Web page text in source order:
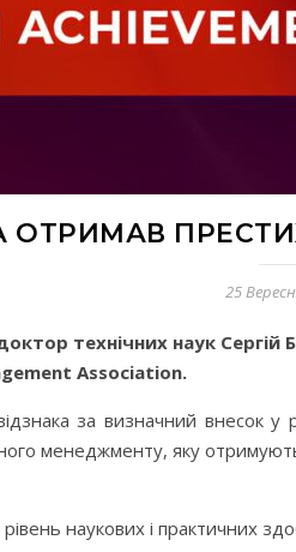
ОТРИМАВ
25
технічних наук Сергій
Association.
за визначний внесок
менеджменту, яку
наукових і практичних